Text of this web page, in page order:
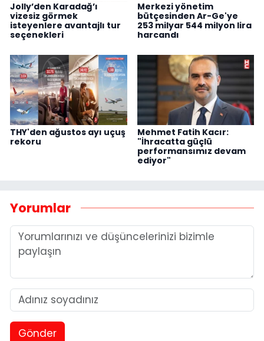
Jolly’den Karadağ’ı
vizesiz görmek
isteyenlere avantajlı tur
seçenekleri
Merkezi yönetim
bütçesinden Ar-Ge'ye
253 milyar 544 milyon lira
harcandı
THY'den ağustos ayı uçuş
rekoru
Mehmet Fatih Kacır:
"İhracatta güçlü
performansımız devam
ediyor"
Yorumlar
Gönder